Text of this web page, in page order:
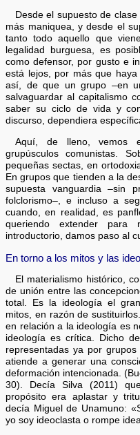
Desde el supuesto de
más maniquea, y desde el
tanto todo aquello que
legalidad burguesa, es
como defensor, por gusto e
está lejos, por más que
así, de que un grupo –en
salvaguardar al capitalismo
saber su ciclo de vida y
discurso, dependiera
Aquí, de lleno, vemos
grupúsculos comunistas.
pequeñas sectas, en
En grupos que tienden a la
supuesta vanguardia –sin
folclorismo–, e incluso a
cuando, en realidad, es
queriendo extender para
introductorio, damos paso al
En torno a los mitos y las
El materialismo histórico,
de unión entre las
total. Es la ideología el
mitos, en razón de
en relación a la ideología es
ideología es crítica. Dicho
representadas ya por
atiende a generar una
deformación intencionada.
30). Decía Silva (2011)
propósito era aplastar y
decía Miguel de Unamuno:
yo soy ideoclas­ta o rompe